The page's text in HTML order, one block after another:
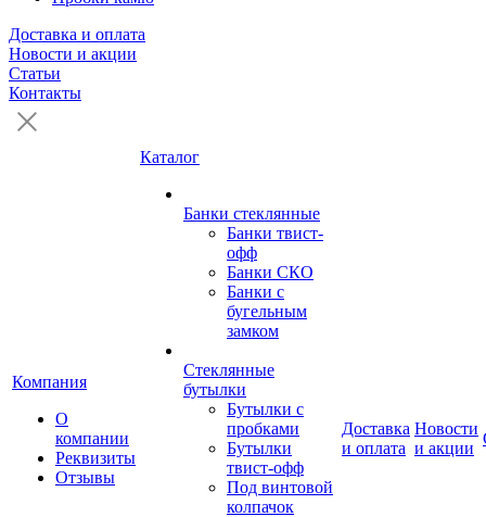
Доставка и оплата
Новости и акции
Статьи
Контакты
Компания
О
компании
Реквизиты
Отзывы
Каталог
Банки стеклянные
Банки твист-
офф
Банки СКО
Банки с
бугельным
замком
Стеклянные
бутылки
Бутылки с
пробками
Бутылки
твист-офф
Под винтовой
колпачок
Доставка
и оплата
Новости
и акции